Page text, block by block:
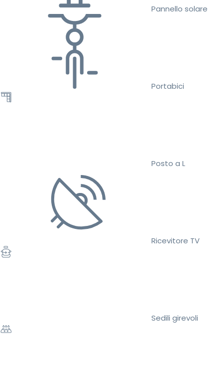
Pannello solare
Portabici
Posto a L
Ricevitore TV
Sedili girevoli